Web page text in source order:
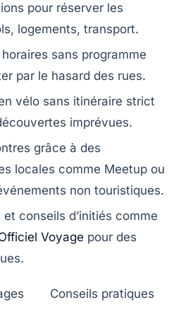
pour réserver les
logements, transport.
sans programme
par le hasard des rues.
vélo sans itinéraire strict
imprévues.
grâce à des
locales comme Meetup ou
non touristiques.
conseils d’initiés comme
Voyage pour des
Conseils pratiques